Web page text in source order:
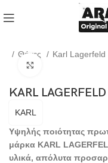
Θήκες Karl Lagerfeld
KARL
KARL
Υψηλής ποιότητας
μάρκα KARL
υλικά, απόλυτα